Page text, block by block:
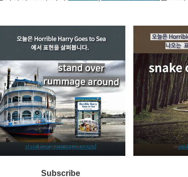
stand over, rummage around
Subscribe